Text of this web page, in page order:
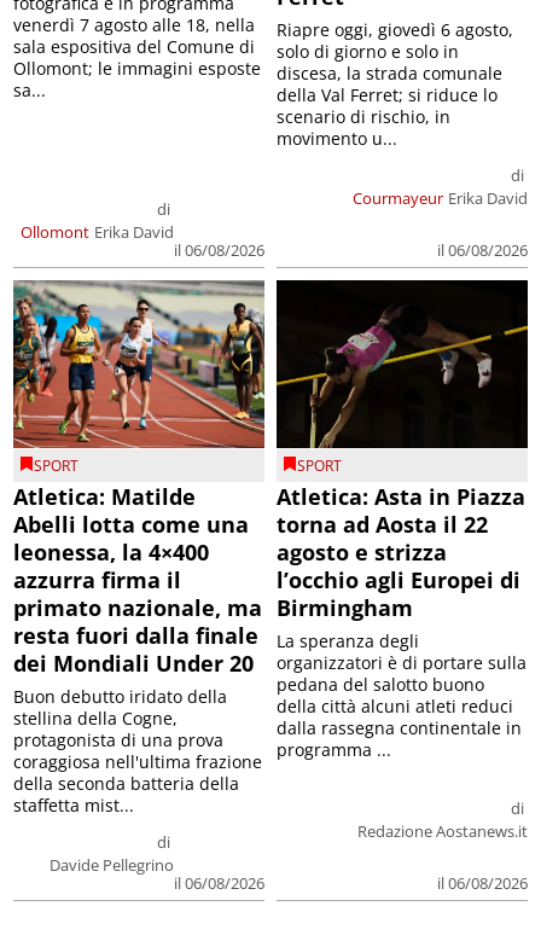
Ollomont
di
Erika David
il 06/08/2026
venerdì 7 agosto alle 18, nella
sala espositiva del Comune di
Ollomont; le immagini esposte
sa...
Courmayeur
di
Erika David
il 06/08/2026
Riapre oggi, giovedì 6 agosto,
solo di giorno e solo in
discesa, la strada comunale
della Val Ferret; si riduce lo
scenario di rischio, in
movimento u...
SPORT
Atletica: Matilde
Abelli lotta come una
leonessa, la 4×400
azzurra firma il
primato nazionale, ma
resta fuori dalla finale
dei Mondiali Under 20
di
Davide Pellegrino
il 06/08/2026
Buon debutto iridato della
stellina della Cogne,
protagonista di una prova
coraggiosa nell'ultima frazione
della seconda batteria della
staffetta mist...
SPORT
Atletica: Asta in Piazza
torna ad Aosta il 22
agosto e strizza
l’occhio agli Europei di
Birmingham
di
Redazione Aostanews.it
il 06/08/2026
La speranza degli
organizzatori è di portare sulla
pedana del salotto buono
della città alcuni atleti reduci
dalla rassegna continentale in
programma ...